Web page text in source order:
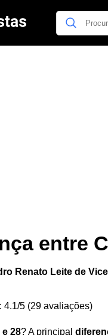
entre
Renato Leite de
4.1/5 (29 avaliações)
28? A principal